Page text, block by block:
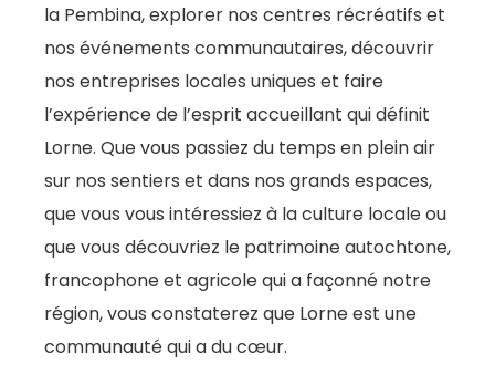
la Pembina, explorer nos centres récréatifs et
nos événements communautaires, découvrir
nos entreprises locales uniques et faire
l’expérience de l’esprit accueillant qui définit
Lorne. Que vous passiez du temps en plein air
sur nos sentiers et dans nos grands espaces,
que vous vous intéressiez à la culture locale ou
que vous découvriez le patrimoine autochtone,
francophone et agricole qui a façonné notre
région, vous constaterez que Lorne est une
communauté qui a du cœur.